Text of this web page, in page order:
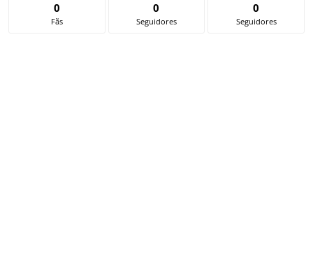
0
Fãs
0
Seguidores
0
Seguidores